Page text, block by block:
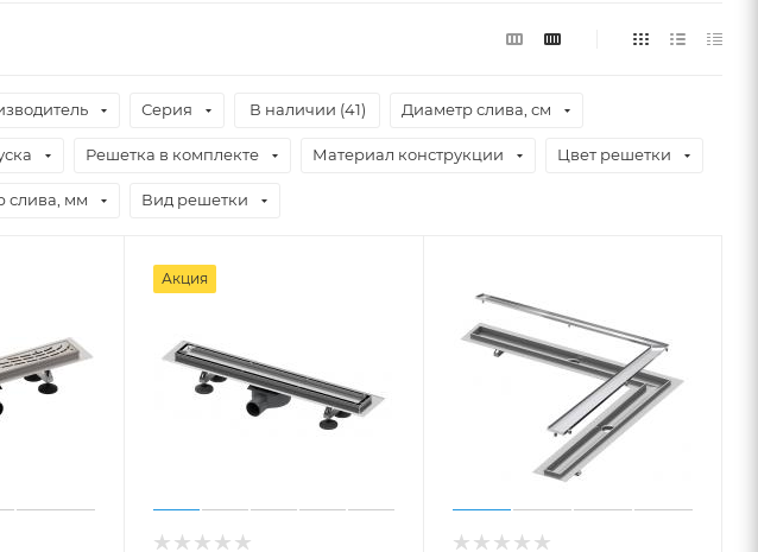
Серия В наличии (41) Диаметр слива, см
Решетка в комплекте Материал конструкции Цвет решетки
слива, мм Вид решетки
Акция